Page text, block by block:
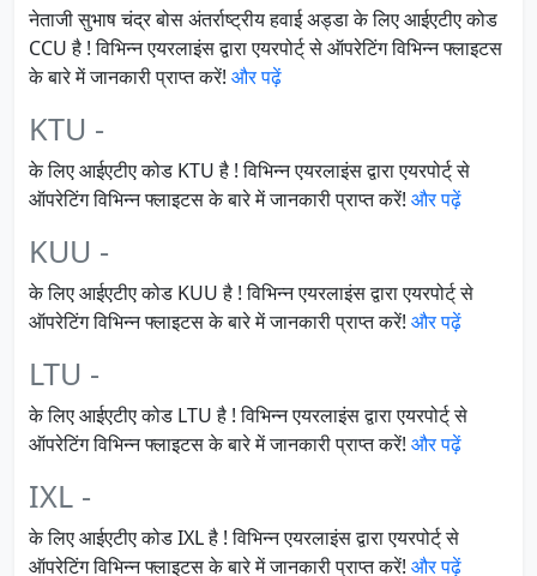
नेताजी सुभाष चंद्र बोस अंतर्राष्ट्रीय हवाई अड्डा के लिए आईएटीए कोड
CCU है ! विभिन्न एयरलाइंस द्वारा एयरपोर्ट् से ऑपरेटिंग विभिन्न फ्लाइटस
के बारे में जानकारी प्राप्त करें! और पढ़ें
KTU -
के लिए आईएटीए कोड KTU है ! विभिन्न एयरलाइंस द्वारा एयरपोर्ट् से
ऑपरेटिंग विभिन्न फ्लाइटस के बारे में जानकारी प्राप्त करें! और पढ़ें
KUU -
के लिए आईएटीए कोड KUU है ! विभिन्न एयरलाइंस द्वारा एयरपोर्ट् से
ऑपरेटिंग विभिन्न फ्लाइटस के बारे में जानकारी प्राप्त करें! और पढ़ें
LTU -
के लिए आईएटीए कोड LTU है ! विभिन्न एयरलाइंस द्वारा एयरपोर्ट् से
ऑपरेटिंग विभिन्न फ्लाइटस के बारे में जानकारी प्राप्त करें! और पढ़ें
IXL -
के लिए आईएटीए कोड IXL है ! विभिन्न एयरलाइंस द्वारा एयरपोर्ट् से
ऑपरेटिंग विभिन्न फ्लाइटस के बारे में जानकारी प्राप्त करें! और पढ़ें